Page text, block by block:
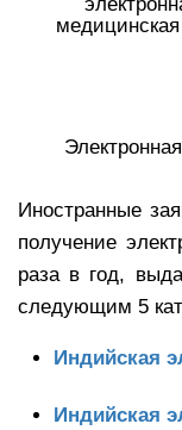
Иностранные
получение
раза в год,
следующим 5
Индийская
Индийская